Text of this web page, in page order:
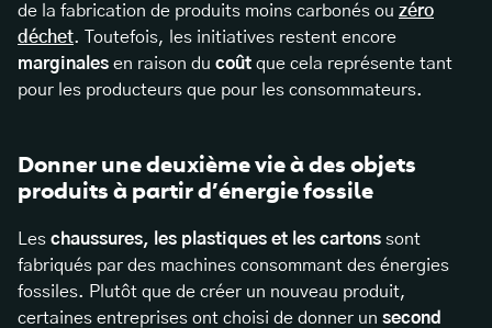
de la fabrication de produits moins carbonés ou zéro
déchet. Toutefois, les initiatives restent encore
marginales en raison du coût que cela représente tant
pour les producteurs que pour les consommateurs.
Donner une deuxième vie à des objets
produits à partir d’énergie fossile
Les chaussures, les plastiques et les cartons sont
fabriqués par des machines consommant des énergies
fossiles. Plutôt que de créer un nouveau produit,
certaines entreprises ont choisi de donner un second